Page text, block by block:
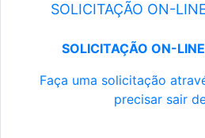
SOLICITAÇÃO ON-
SOLICITAÇÃO ON-
Faça uma solicitação
precisar sair